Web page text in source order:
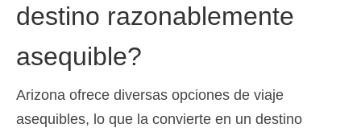
destino razonablemente
asequible?
Arizona ofrece diversas opciones de viaje
asequibles, lo que la convierte en un destino